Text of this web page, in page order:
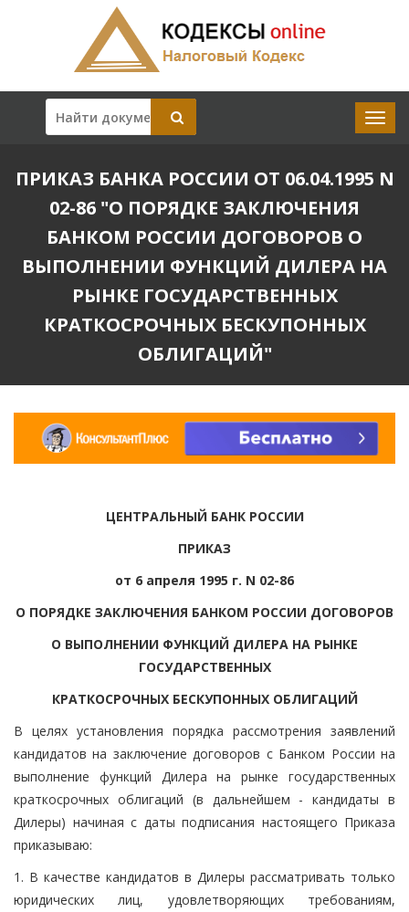
ПРИКАЗ БАНКА РОССИИ ОТ 06.04.1995 N
02-86 "О ПОРЯДКЕ ЗАКЛЮЧЕНИЯ
БАНКОМ РОССИИ ДОГОВОРОВ О
ВЫПОЛНЕНИИ ФУНКЦИЙ ДИЛЕРА НА
РЫНКЕ ГОСУДАРСТВЕННЫХ
КРАТКОСРОЧНЫХ БЕСКУПОННЫХ
ОБЛИГАЦИЙ"
ЦЕНТРАЛЬНЫЙ БАНК РОССИИ
ПРИКАЗ
от 6 апреля 1995 г. N 02-86
О ПОРЯДКЕ ЗАКЛЮЧЕНИЯ БАНКОМ РОССИИ ДОГОВОРОВ
О ВЫПОЛНЕНИИ ФУНКЦИЙ ДИЛЕРА НА РЫНКЕ
ГОСУДАРСТВЕННЫХ
КРАТКОСРОЧНЫХ БЕСКУПОННЫХ ОБЛИГАЦИЙ
В целях установления порядка рассмотрения заявлений
кандидатов на заключение договоров с Банком России на
выполнение функций Дилера на рынке государственных
краткосрочных облигаций (в дальнейшем - кандидаты в
Дилеры) начиная с даты подписания настоящего Приказа
приказываю:
1. В качестве кандидатов в Дилеры рассматривать только
юридических лиц, удовлетворяющих требованиям,